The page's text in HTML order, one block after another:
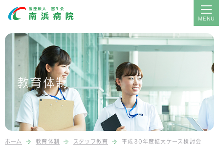
現在の募集
採用に関するお知らせ
教育体制
福利厚生のご紹介
Q＆A
教育体制
ホーム 教育体制 スタッフ教育 平成30年度拡大ケース検討会